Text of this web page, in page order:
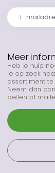
Meer
Heb je hulp
je op zoek
assortiment
Neem dan
bellen of